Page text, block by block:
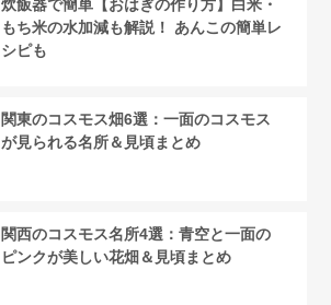
炊飯器で簡単【おはぎの作り方】白米・
もち米の水加減も解説！ あんこの簡単レ
シピも
関東のコスモス畑6選：一面のコスモス
が見られる名所＆見頃まとめ
関西のコスモス名所4選：青空と一面の
ピンクが美しい花畑＆見頃まとめ